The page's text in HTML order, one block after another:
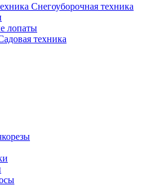
Снегоуборочная техника
лопаты
техника